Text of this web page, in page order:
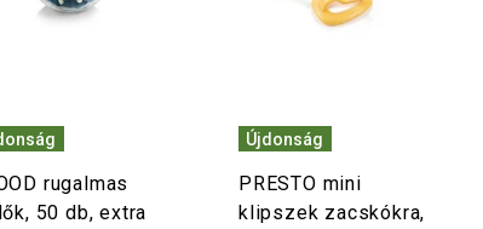
rugalmas
50 db, extra
Újdonság
PRESTO mini
klipszek zacskókra,